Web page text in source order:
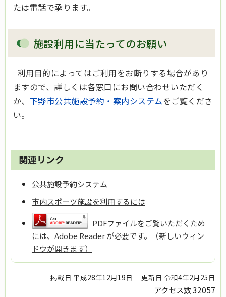
たは電話で承ります。
施設利用に当たってのお願い
利用目的によってはご利用をお断りする場合があり
ますので、詳しくは各窓口にお問い合わせいただく
か、 下野市公共施設予約・案内システムをご覧くださ
い。
関連リンク
公共施設予約システム
市内スポーツ施設を利用するには
PDFファイルをご覧いただくため
には、Adobe Reader が必要です。（新しいウィン
ドウが開きます）
掲載日 平成28年12月19日 更新日 令和4年2月25日
アクセス数32057